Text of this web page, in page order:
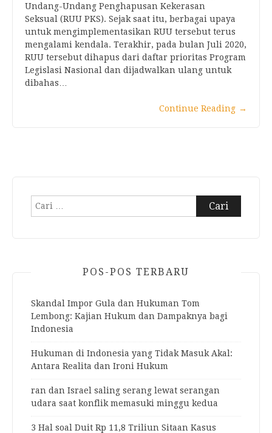
Undang-Undang Penghapusan Kekerasan
Seksual (RUU PKS). Sejak saat itu, berbagai upaya
untuk mengimplementasikan RUU tersebut terus
mengalami kendala. Terakhir, pada bulan Juli 2020,
RUU tersebut dihapus dari daftar prioritas Program
Legislasi Nasional dan dijadwalkan ulang untuk
dibahas…
Continue Reading →
Cari
POS-POS TERBARU
Skandal Impor Gula dan Hukuman Tom
Lembong: Kajian Hukum dan Dampaknya bagi
Indonesia
Hukuman di Indonesia yang Tidak Masuk Akal:
Antara Realita dan Ironi Hukum
ran dan Israel saling serang lewat serangan
udara saat konflik memasuki minggu kedua
3 Hal soal Duit Rp 11,8 Triliun Sitaan Kasus